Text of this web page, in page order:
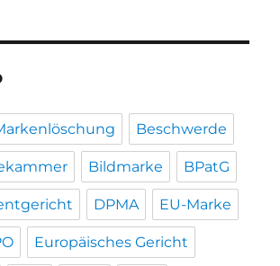
Beschwerde
Bildmarke BPatG
DPMA EU-Marke
Europäisches Gericht